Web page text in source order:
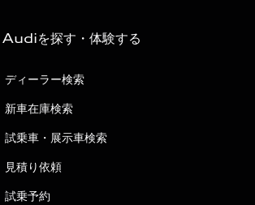
Audiを探す・体験する
ディーラー検索
新車在庫検索
試乗車・展示車検索
見積り依頼
試乗予約